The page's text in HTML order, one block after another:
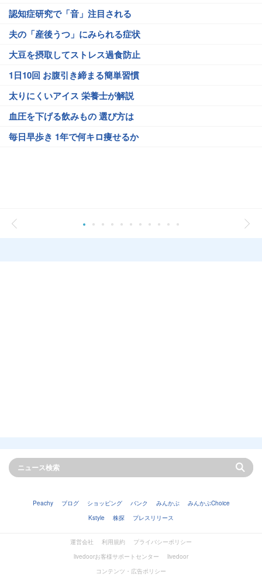
認知症研究で「音」注目される
夫の「産後うつ」にみられる症状
大豆を摂取してストレス過食防止
1日10回 お腹引き締まる簡単習慣
太りにくいアイス 栄養士が解説
血圧を下げる飲みもの 選び方は
毎日早歩き 1年で何キロ痩せるか
Peachy ブログ ショッピング バンク みんかぶ
みんかぶChoice
Kstyle
株探 プレスリリース
運営会社 利用規約
プライバシーポリシー
livedoorお客様サポートセンター
livedoor
コンテンツ・広告ポリシー